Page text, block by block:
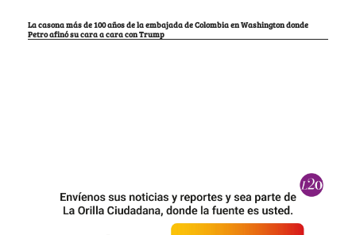
La casona más de 100 años de la embajada de Colombia en Washington donde
Petro afinó su cara a cara con Trump